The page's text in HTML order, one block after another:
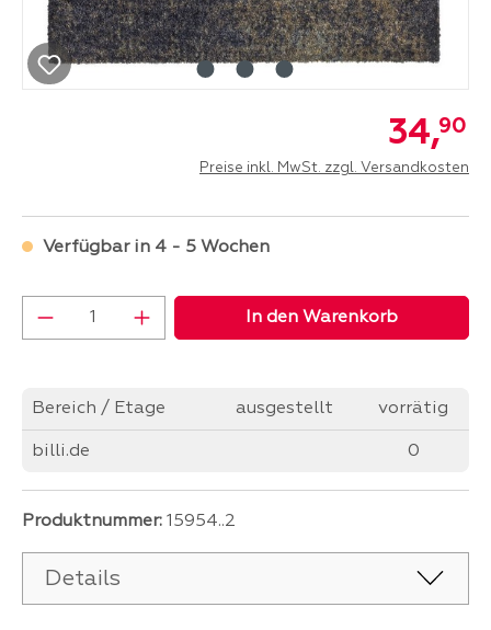
34,90
Preise inkl. MwSt. zzgl. Versandkosten
Verfügbar in 4 - 5 Wochen
Produkt Anzahl: Gib den gewünschten
In den Warenkorb
Bereich / Etage ausgestellt vorrätig
billi.de 0
Produktnummer: 15954..2
Details